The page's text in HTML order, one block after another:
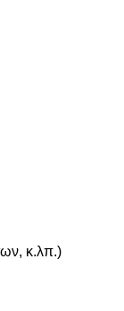
κ.λπ.)